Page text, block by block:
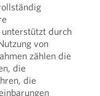
durch
von
zählen die
die
die